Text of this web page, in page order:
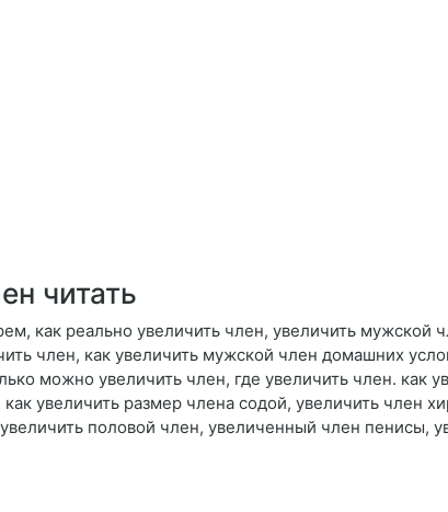
читать
как реально увеличить член, увеличить
член, как увеличить мужской член домашних
можно увеличить член, где увеличить член. как
увеличить размер члена содой, увеличить член
половой член, увеличенный член пенисы,